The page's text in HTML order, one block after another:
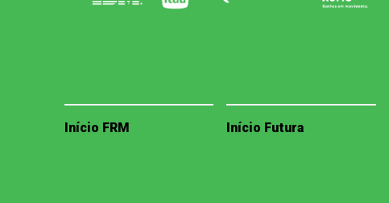
Início FRM Início Futura